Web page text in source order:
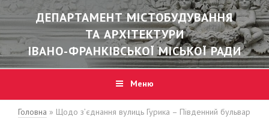
ДЕПАРТАМЕНТ МІСТОБУДУВАННЯ
ТА АРХІТЕКТУРИ
ІВАНО-ФРАНКІВСЬКОЇ МІСЬКОЇ РАДИ
Меню
Головна » Щодо з’єднання вулиць Гурика – Південний бульвар